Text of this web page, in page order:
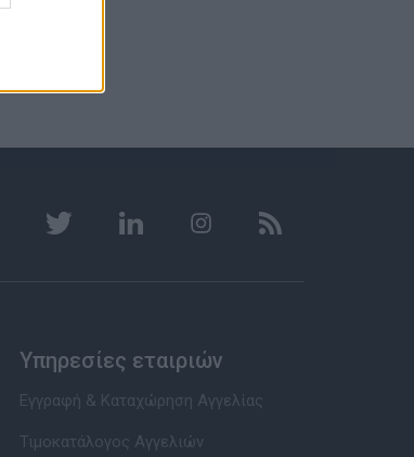
Υπηρεσίες εταιριών
Εγγραφή & Καταχώρηση Αγγελίας
Τιμοκατάλογος Αγγελιών